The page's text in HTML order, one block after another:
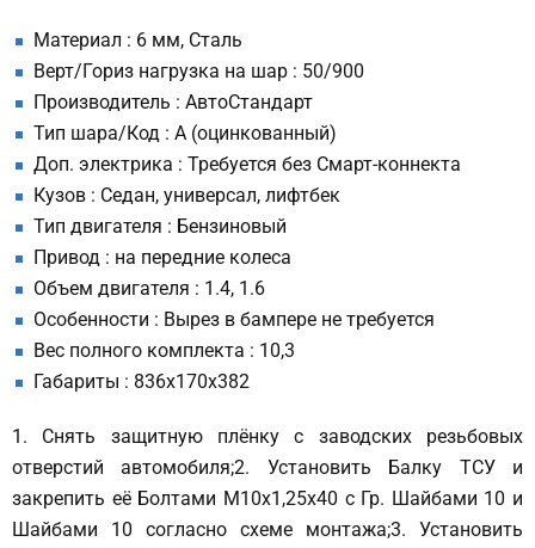
Материал : 6 мм, Сталь
Верт/Гориз нагрузка на шар : 50/900
Производитель : АвтоСтандарт
Тип шара/Код : A (оцинкованный)
Доп. электрика : Требуется без Смарт-коннекта
Кузов : Седан, универсал, лифтбек
Тип двигателя : Бензиновый
Привод : на передние колеса
Объем двигателя : 1.4, 1.6
Особенности : Вырез в бампере не требуется
Вес полного комплекта : 10,3
Габариты : 836х170х382
1. Снять защитную плёнку с заводских резьбовых
отверстий автомобиля;2. Установить Балку ТСУ и
закрепить её Болтами М10х1,25х40 с Гр. Шайбами 10 и
Шайбами 10 согласно схеме монтажа;3. Установить